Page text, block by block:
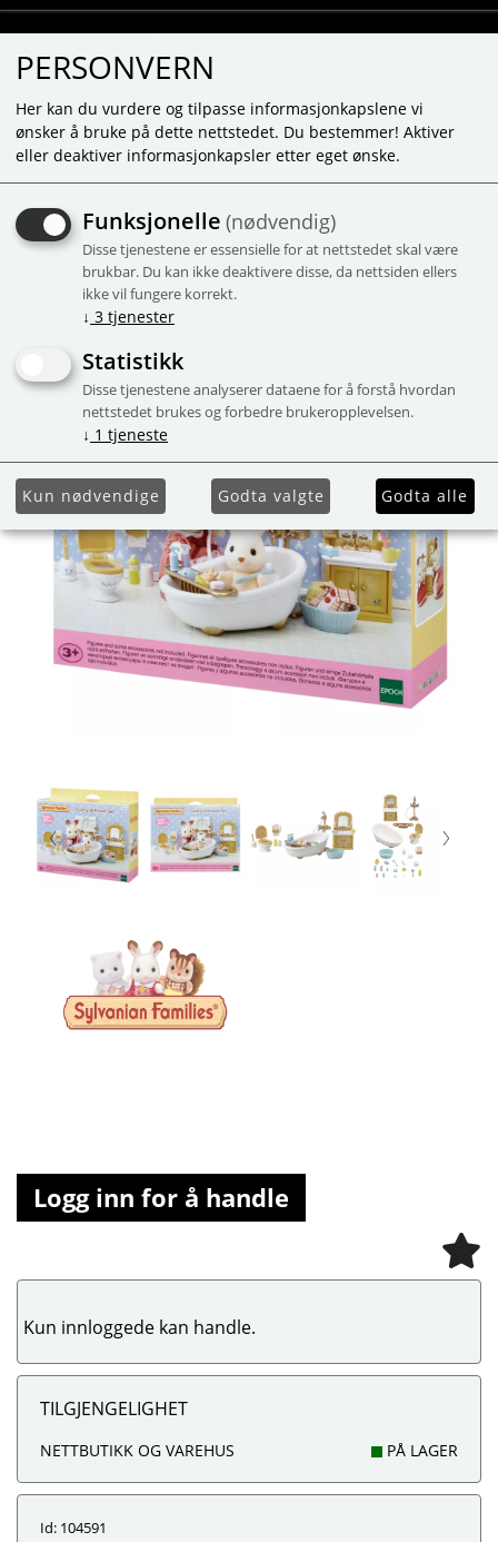
SYLVANIAN SETT MED
BADEROMSMØBLER - 5286
Kampanje
Logg inn for å handle
Kun innloggede kan handle.
TILGJENGELIGHET
NETTBUTIKK OG VAREHUS PÅ LAGER
Id: 104591
PERSONVERN
Her kan du vurdere og tilpasse informasjonkapslene vi
ønsker å bruke på dette nettstedet. Du bestemmer! Aktiver
eller deaktiver informasjonkapsler etter eget ønske.
Funksjonelle (nødvendig)
Disse tjenestene er essensielle for at nettstedet skal være
brukbar. Du kan ikke deaktivere disse, da nettsiden ellers
ikke vil fungere korrekt.
↓ 3 tjenester
Statistikk
Disse tjenestene analyserer dataene for å forstå hvordan
nettstedet brukes og forbedre brukeropplevelsen.
↓ 1 tjeneste
Kun nødvendige Godta valgte Godta alle